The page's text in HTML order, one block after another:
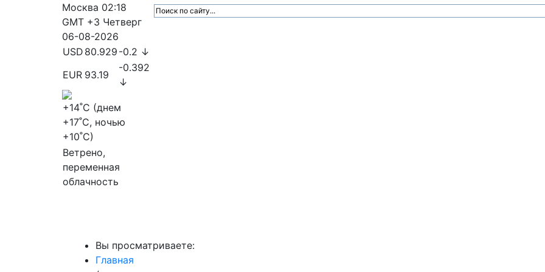
Москва 02:18
GMT +3 Четверг
06-08-2026
USD 80.929 -0.2 ↓
EUR 93.19
-0.392
↓
+14˚C (днем
+17˚C, ночью
+10˚C)
Ветрено,
переменная
облачность
Вы просматриваете:
Главная